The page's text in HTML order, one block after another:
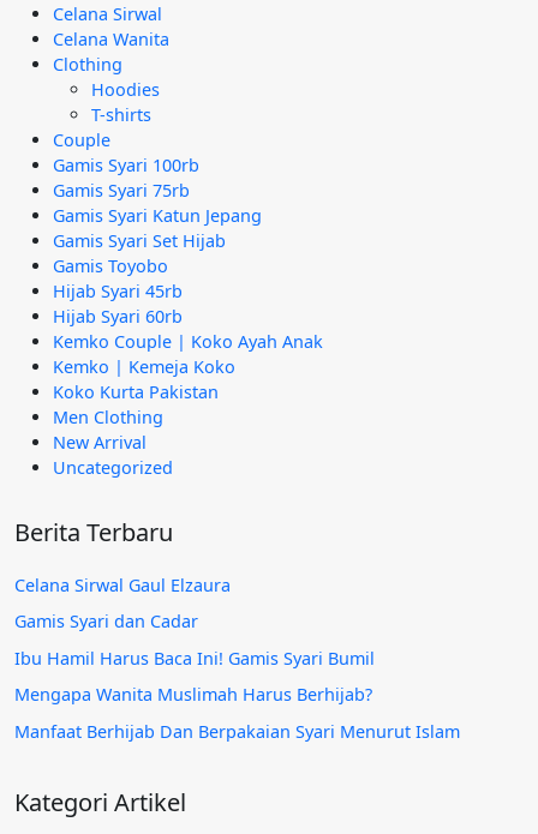
Celana Sirwal
Celana Wanita
Clothing
Hoodies
T-shirts
Couple
Gamis Syari 100rb
Gamis Syari 75rb
Gamis Syari Katun Jepang
Gamis Syari Set Hijab
Gamis Toyobo
Hijab Syari 45rb
Hijab Syari 60rb
Kemko Couple | Koko Ayah Anak
Kemko | Kemeja Koko
Koko Kurta Pakistan
Men Clothing
New Arrival
Uncategorized
Berita Terbaru
Celana Sirwal Gaul Elzaura
Gamis Syari dan Cadar
Ibu Hamil Harus Baca Ini! Gamis Syari Bumil
Mengapa Wanita Muslimah Harus Berhijab?
Manfaat Berhijab Dan Berpakaian Syari Menurut Islam
Kategori Artikel